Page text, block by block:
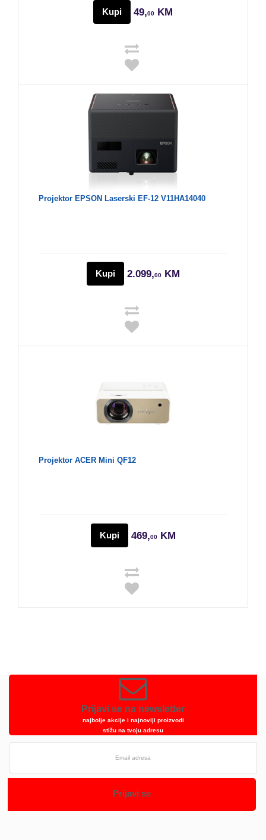
Kupi 49,00 KM
Projektor EPSON Laserski EF-12 V11HA14040
Kupi 2.099,00KM
Projektor ACER Mini QF12
Kupi 469,00KM
Prijavi se na newsletter
najbolje akcije i najnoviji proizvodi
stižu na tvoju adresu
Prijavi se